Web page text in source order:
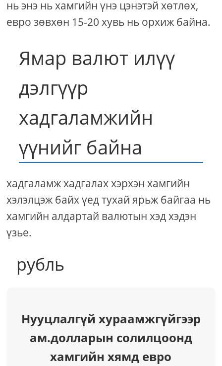
нь энэ нь хамгийн үнэ цэнэтэй хөтлөх,
евро зөвхөн 15-20 хувь нь орхиж байна.
Ямар валют илүү
дэлгүүр
хадгаламжийн
үүнийг байна
хадгаламж хадгалах хэрхэн хамгийн
хэлэлцэж байх үед тухай ярьж байгаа нь
хамгийн алдартай валютын хэд хэдэн
үзье.
рубль
Нууцлалгүй хураамжгүйгээр
ам.долларын солилцоонд
хамгийн хямд евро